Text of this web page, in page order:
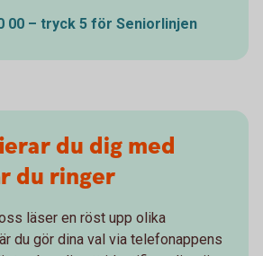
00 – tryck 5 för Seniorlinjen
du dig med
du ringer
läser en röst upp olika
du gör dina val via telefonappens